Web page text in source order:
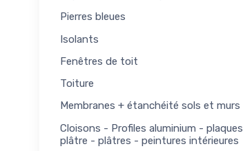
Pierres bleues
Isolants
Fenêtres de toit
Toiture
Membranes + étanchéité sols et murs
Cloisons - Profiles aluminium - plaques
plâtre - plâtres - peintures intérieures